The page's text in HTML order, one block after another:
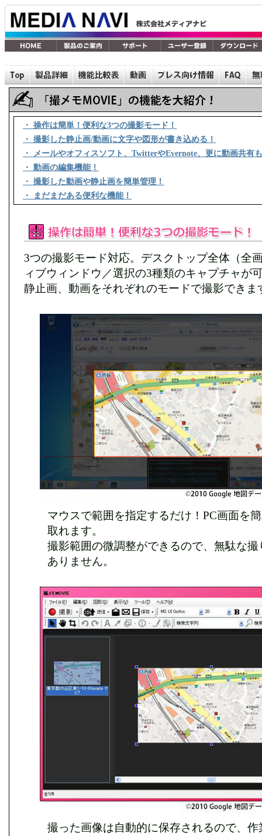
・ 操作は簡単！便利な3つの撮影モード！
・ 撮影した静止画/動画に文字や図形が書き込める！
・ メールやオフィスソフト、TwitterやEvernote、更に動画共有
・ 動画の編集機能！
・ 撮影した動画や静止画を簡単管理！
・ まだまだある便利な機能！
3つの撮影モード対応。デスクトップ全体（全
ィブウィンドウ／選択の3種類のキャプチャが
静止画、動画をそれぞれのモードで撮影できま
マウスで範囲を指定するだけ！PC画面を
取れます。
撮影範囲の微調整ができるので、無駄な撮
ありません。
撮った画像は自動的に保存されるので、作